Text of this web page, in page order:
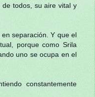
todos, su aire vital y
separación. Y que el
porque como Srila
uno se ocupa en el
constantemente